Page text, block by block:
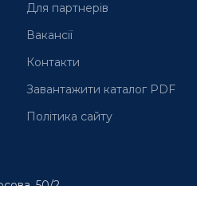
Для партнерів
Вакансії
Контакти
Завантажити каталог PDF
Політика сайту
50/2